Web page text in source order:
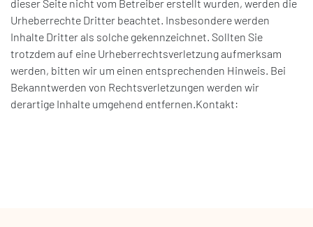
dieser Seite nicht vom Betreiber erstellt wurden, werden die
Urheberrechte Dritter beachtet. Insbesondere werden
Inhalte Dritter als solche gekennzeichnet. Sollten Sie
trotzdem auf eine Urheberrechtsverletzung aufmerksam
werden, bitten wir um einen entsprechenden Hinweis. Bei
Bekanntwerden von Rechtsverletzungen werden wir
derartige Inhalte umgehend entfernen.Kontakt: